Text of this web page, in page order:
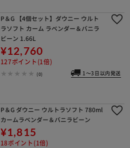
P＆G 【4個セット】ダウニー ウルト
ラソフト カーム ラベンダー＆バニラ
ビーン 1.66L
¥12,760
127ポイント(1倍)
(0) 1～3日以内発送
P＆G ダウニー ウルトラソフト 780ml
カームラベンダー＆バニラビーン
¥1,815
18ポイント(1倍)